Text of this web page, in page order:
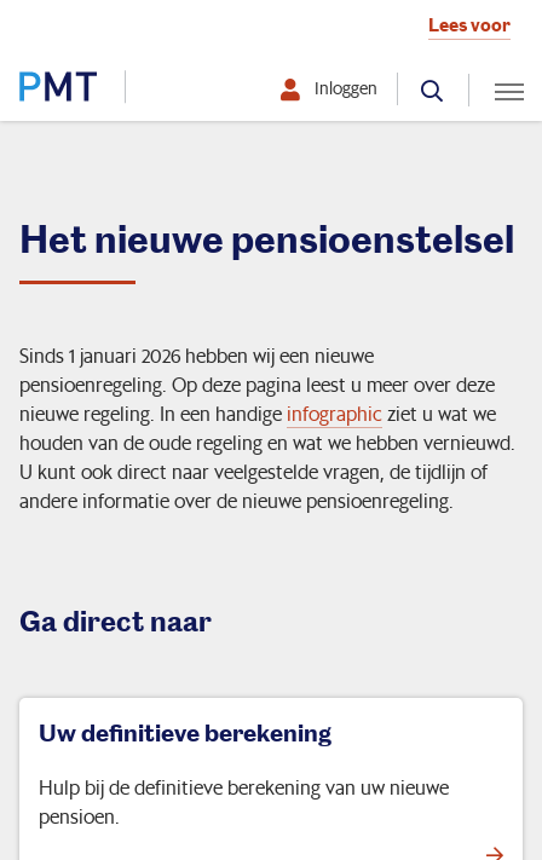
Lees voor
Werkgever
Over PMT
Inloggen
Mijn situatie verandert
Service & contact
Het nieuwe pensioenstelsel
Sinds 1 januari 2026 hebben wij een nieuwe
pensioenregeling. Op deze pagina leest u meer over deze
nieuwe regeling. In een handige infographicziet u wat we
houden van de oude regeling en wat we hebben vernieuwd.
U kunt ook direct naar veelgestelde vragen, de tijdlijn of
andere informatie over de nieuwe pensioenregeling.
Ga direct naar
Uw definitieve berekening
Hulp bij de definitieve berekening van uw nieuwe
pensioen.